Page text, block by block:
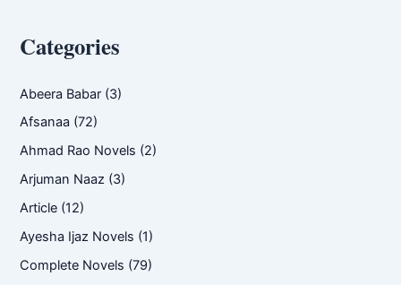
Categories
Abeera Babar (3)
Afsanaa (72)
Ahmad Rao Novels (2)
Arjuman Naaz (3)
Article (12)
Ayesha Ijaz Novels (1)
Complete Novels (79)